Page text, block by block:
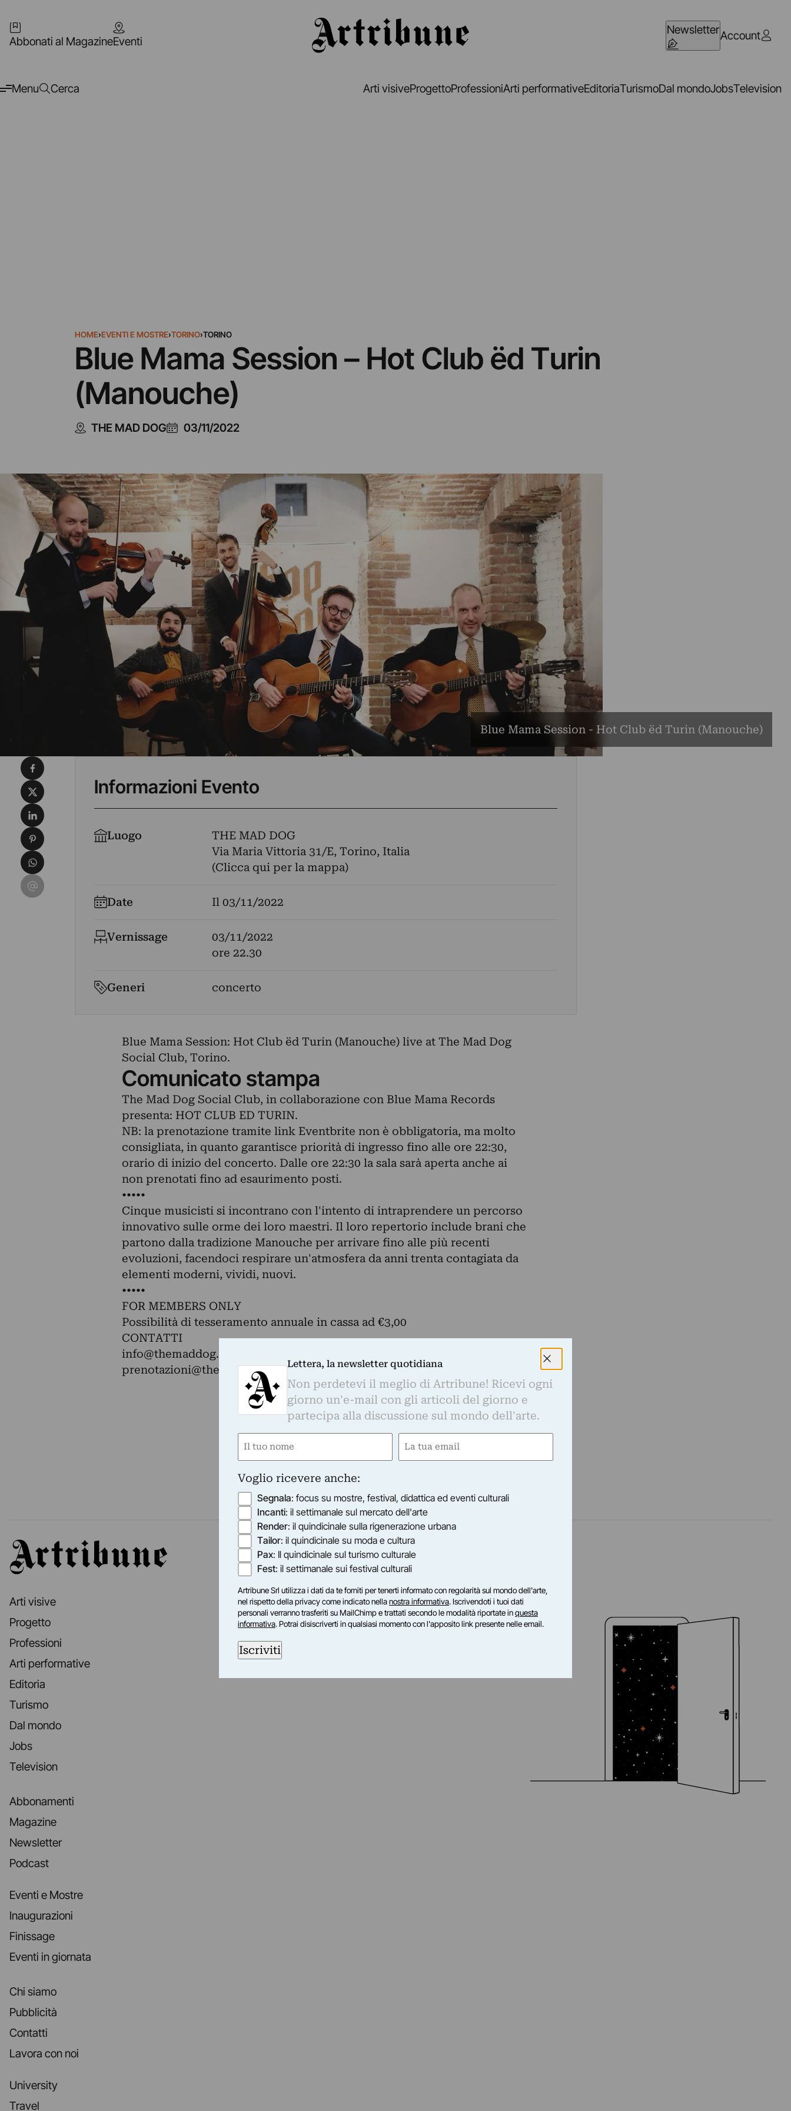
Abbonati al MagazineEventi
NewsletterAccount
Menu Cerca Arti visiveProgettoProfessioniArti performativeEditoriaTurismoDal mondoJobsTelevision
HOME›EVENTI E MOSTRE›TORINO›TORINO
Blue Mama Session – Hot Club ëd Turin
(Manouche)
THE MAD DOG 03/11/2022
Blue Mama Session - Hot Club ëd Turin (Manouche)
Informazioni Evento
Luogo
THE MAD DOG
Via Maria Vittoria 31/E, Torino, Italia
(Clicca qui per la mappa)
Date Il 03/11/2022
Vernissage
03/11/2022
ore 22.30
Generi concerto
Blue Mama Session: Hot Club ëd Turin (Manouche) live at The Mad Dog
Social Club, Torino.
Comunicato stampa
The Mad Dog Social Club, in collaborazione con Blue Mama Records
presenta: HOT CLUB ED TURIN.
NB: la prenotazione tramite link Eventbrite non è obbligatoria, ma molto
consigliata, in quanto garantisce priorità di ingresso fino alle ore 22:30,
orario di inizio del concerto. Dalle ore 22:30 la sala sarà aperta anche ai
non prenotati fino ad esaurimento posti.
•••••
Cinque musicisti si incontrano con l'intento di intraprendere un percorso
innovativo sulle orme dei loro maestri. Il loro repertorio include brani che
partono dalla tradizione Manouche per arrivare fino alle più recenti
evoluzioni, facendoci respirare un'atmosfera da anni trenta contagiata da
elementi moderni, vividi, nuovi.
•••••
FOR MEMBERS ONLY
Possibilità di tesseramento annuale in cassa ad €3,00
CONTATTI
info@themaddog.it
prenotazioni@themaddog.it
Condividi su Facebook
Condividi su X
Condividi su LinkedIn
Condividi su Pinterest
Condividi su WhatsApp
Condividi su Email
Artribune
Arti visive
Progetto
Professioni
Arti performative
Editoria
Turismo
Dal mondo
Jobs
Television
Abbonamenti
Magazine
Newsletter
Podcast
Eventi e Mostre
Inaugurazioni
Finissage
Eventi in giornata
Chi siamo
Pubblicità
Contatti
Lavora con noi
University
Travel
Lettera, la newsletter quotidiana
Non perdetevi il meglio di Artribune! Ricevi ogni
giorno un'e-mail con gli articoli del giorno e
partecipa alla discussione sul mondo dell'arte.
Nome
Email
Voglio ricevere anche:
Segnala: focus su mostre, festival, didattica ed eventi culturali
Incanti: il settimanale sul mercato dell'arte
Render: il quindicinale sulla rigenerazione urbana
Tailor: il quindicinale su moda e cultura
Pax: Il quindicinale sul turismo culturale
Fest: il settimanale sui festival culturali
Artribune Srl utilizza i dati da te forniti per tenerti informato con regolarità sul mondo dell'arte,
nel rispetto della privacy come indicato nellanostra informativa. Iscrivendoti i tuoi dati
personali verranno trasferiti su MailChimp e trattati secondo le modalità riportate inquesta
informativa. Potrai disiscriverti in qualsiasi momento con l'apposito link presente nelle email.
Iscriviti